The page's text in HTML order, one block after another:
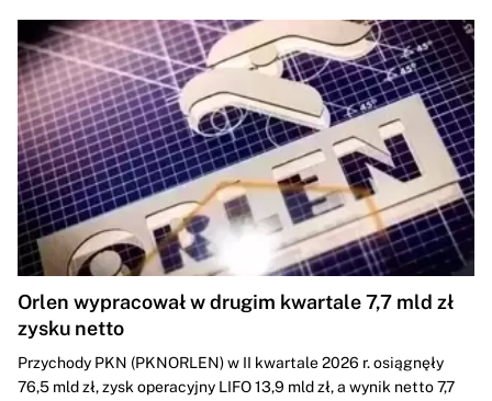
Orlen wypracował w drugim kwartale 7,7 mld zł
zysku netto
Przychody PKN (PKNORLEN) w II kwartale 2026 r. osiągnęły
76,5 mld zł, zysk operacyjny LIFO 13,9 mld zł, a wynik netto 7,7